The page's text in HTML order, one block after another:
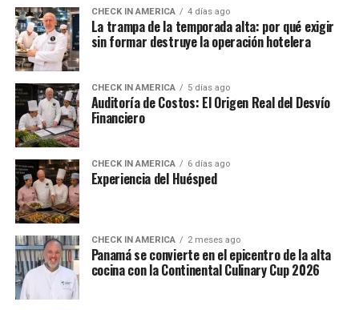
CHECK IN AMERICA 4 días ago
La trampa de la temporada alta: por qué exigir
sin formar destruye la operación hotelera
CHECK IN AMERICA 5 días ago
Auditoría de Costos: El Origen Real del Desvío
Financiero
CHECK IN AMERICA 6 días ago
Experiencia del Huésped
CHECK IN AMERICA 2 meses ago
Panamá se convierte en el epicentro de la alta
cocina con la Continental Culinary Cup 2026